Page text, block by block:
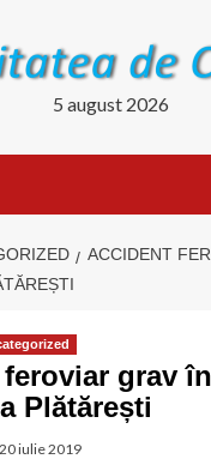
5 august 2026
ACCIDENT
grav în
Plătărești
20 iulie 2019